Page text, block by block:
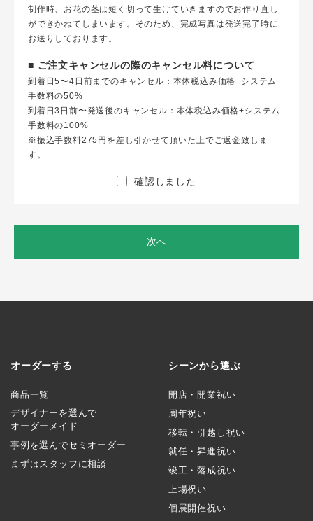
制作時、お花の茎は短く切って生けていきますのでお作り直し
ができかねてしまいます。そのため、完成写真は発送完了時に
お送りしております。
■ ご注文キャンセルの際のキャンセル料について
到着日5〜4日前までのキャンセル：本体税込み価格+システム
手数料の50%
到着日3日前〜発送後のキャンセル：本体税込み価格+システム
手数料の100%
※振込手数料275円を差し引かせて頂いた上でご返金致しま
す。
確認しました
次へ
オーダーする
商品一覧
デザイナーを選んで
オーダーメイド
事例を選んでセミオーダー
まずはスタッフに相談
シーンから選ぶ
開店・開業祝い
周年祝い
移転・引越し祝い
就任・昇進祝い
竣工・落成祝い
上場祝い
個展開催祝い